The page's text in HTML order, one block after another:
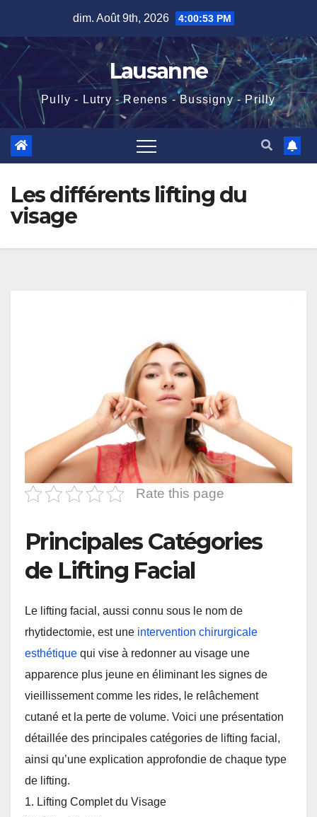
content
dim. Août 9th, 2026 4:00:54 PM
Lausanne
Pully - Lutry - Renens - Bussigny - Prilly
Les différents lifting du
visage
Rate this page
Principales Catégories
de Lifting Facial
Le lifting facial, aussi connu sous le nom de
rhytidectomie, est une intervention chirurgicale
esthétique qui vise à redonner au visage une
apparence plus jeune en éliminant les signes de
vieillissement comme les rides, le relâchement
cutané et la perte de volume. Voici une présentation
détaillée des principales catégories de lifting facial,
ainsi qu’une explication approfondie de chaque type
de lifting.
1. Lifting Complet du Visage